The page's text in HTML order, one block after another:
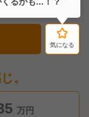
気になる
。
万円
気になる